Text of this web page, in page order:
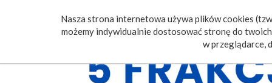
Nasza strona internetowa używa plików cookies
możemy indywidualnie dostosować stronę do
w przeglądarce,
Poczta